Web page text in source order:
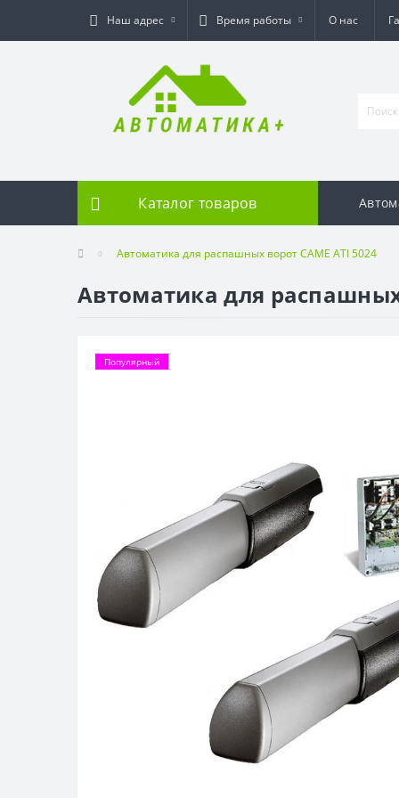
Наш адрес Время работы О нас
Каталог товаров
Автоматика для распашных ворот CAME ATI 5024
Автоматика для распашных
Популярный